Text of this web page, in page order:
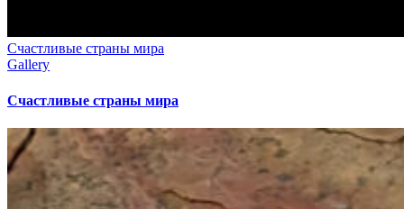
Счастливые страны мира
Gallery
Счастливые страны мира